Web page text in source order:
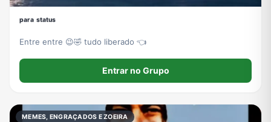
ᵖᵃʳᵃ ˢᵗᵃᵗᵘˢ
Entre entre 😉🤣 tudo liberado 👈
Entrar no Grupo
MEMES, ENGRAÇADOS E ZOEIRA